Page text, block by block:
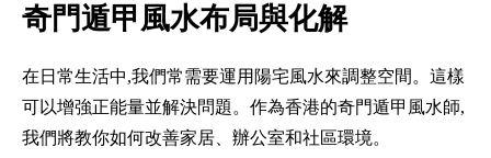
奇門遁甲風水布局與化解
在日常生活中,我們常需要運用陽宅風水來調整空間。這樣
可以增強正能量並解決問題。作為香港的奇門遁甲風水師,
我們將教你如何改善家居、辦公室和社區環境。